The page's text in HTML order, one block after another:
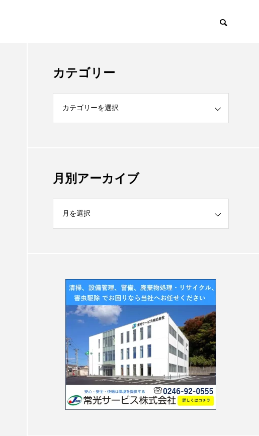
カテゴリー
月別アーカイブ